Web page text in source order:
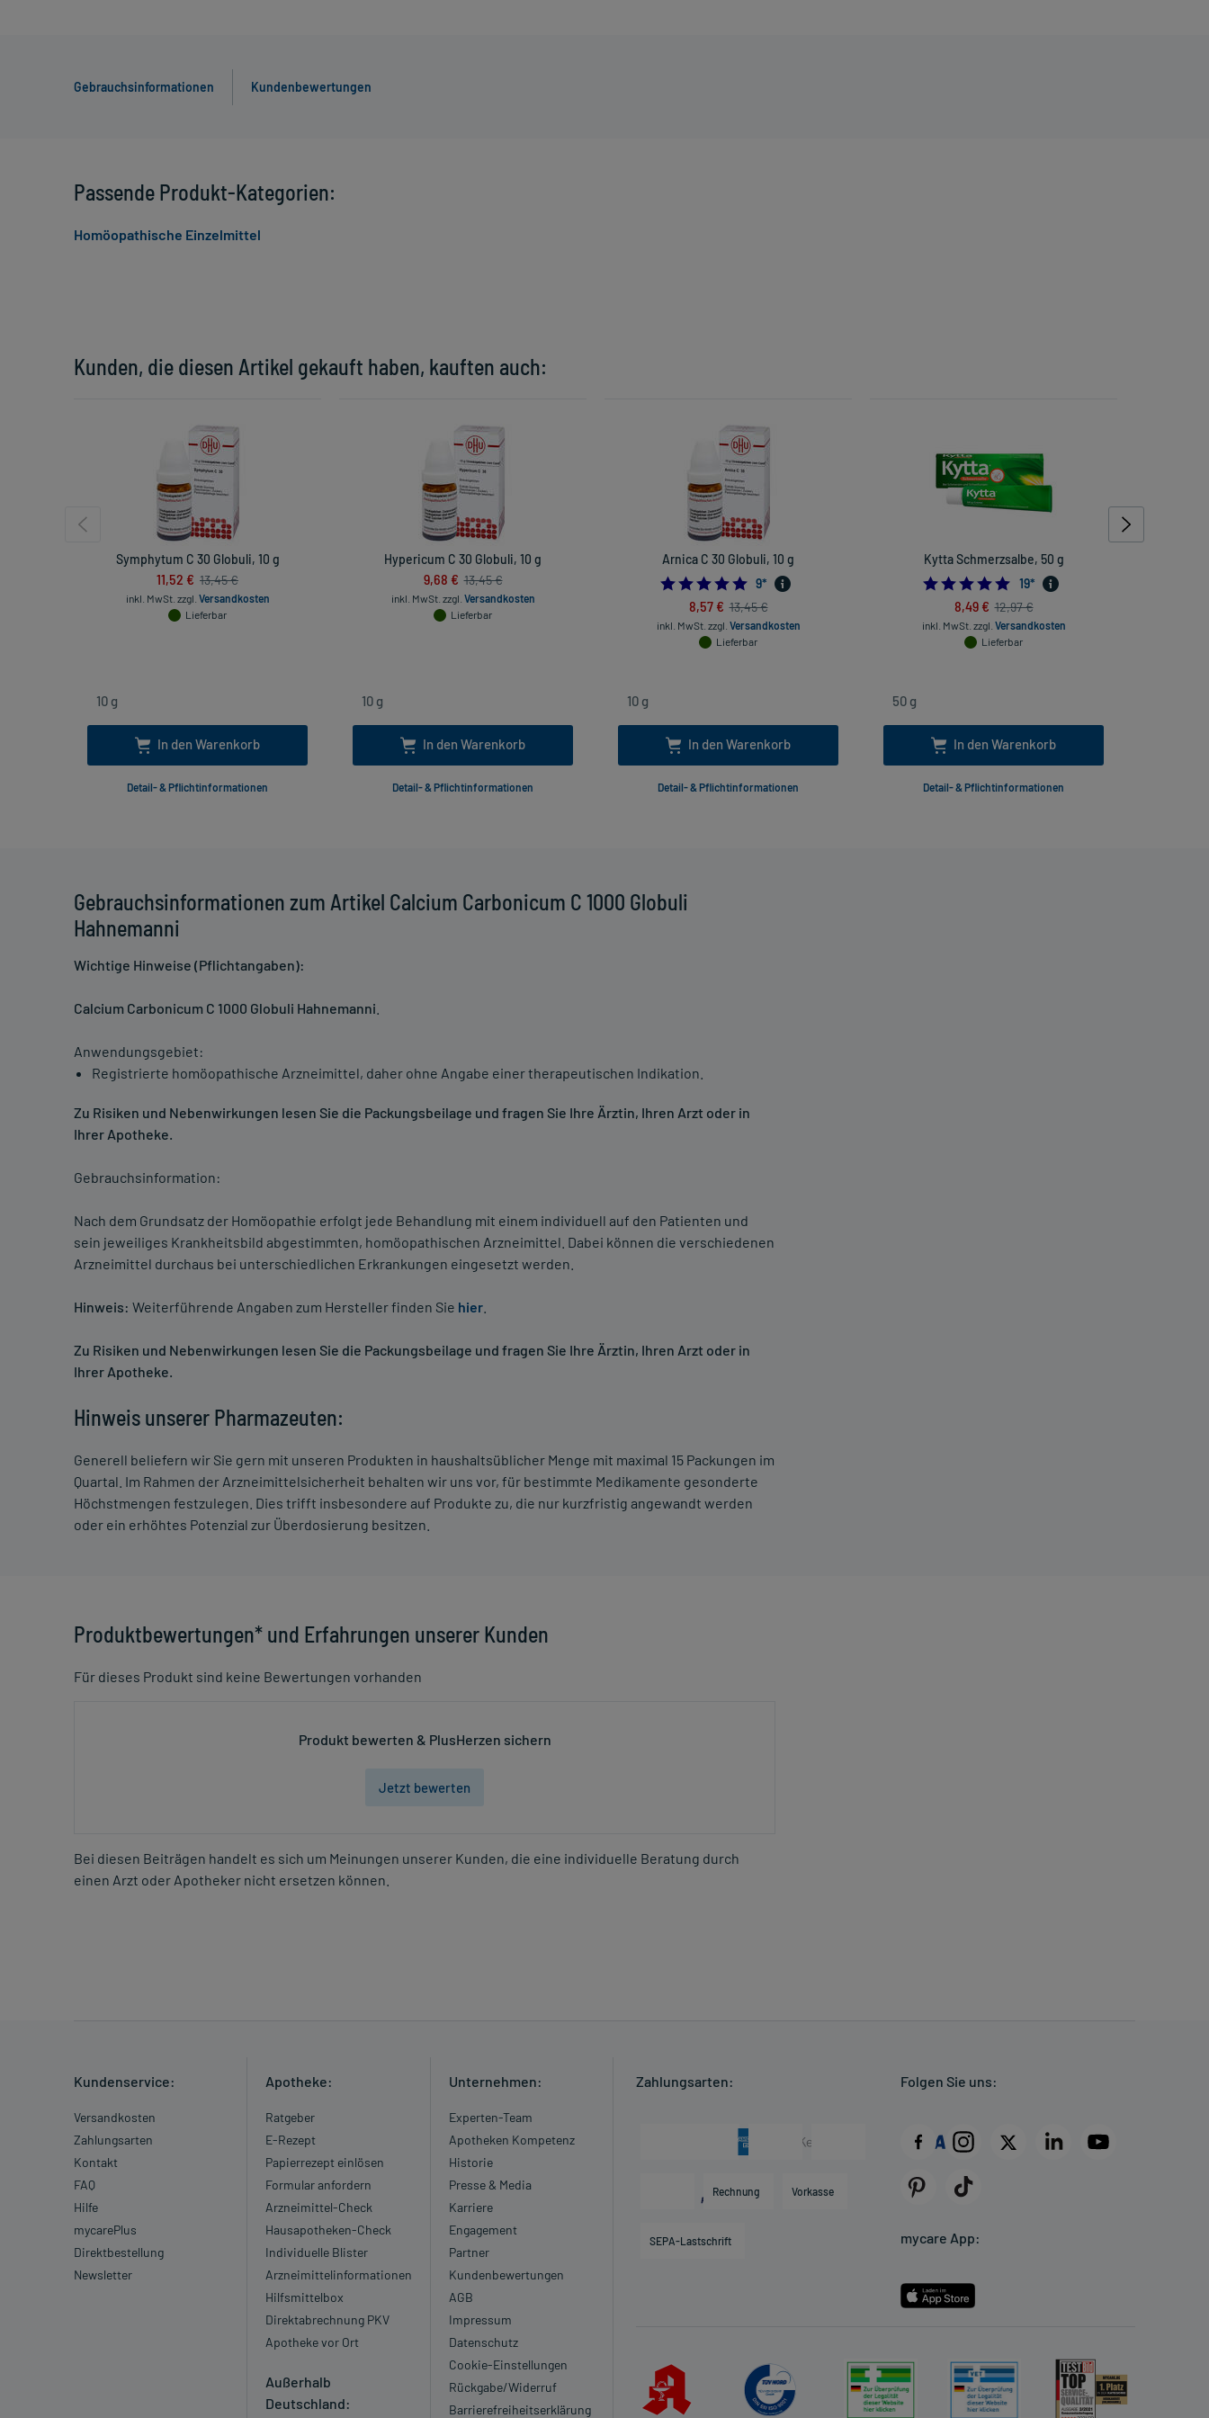
Gebrauchsinformationen Kundenbewertungen
Gebrauchsinformationen zum Artikel Calcium Carbonicum C 1000 Globuli
Hahnemanni
Wichtige Hinweise (Pflichtangaben):
Calcium Carbonicum C 1000 Globuli Hahnemanni
Anwendungsgebiet:
Registrierte homöopathische Arzneimittel, daher ohne Angabe einer therapeutischen Indikation.
Zu Risiken und Nebenwirkungen lesen Sie die Packungsbeilage und fragen Sie Ihre Ärztin, Ihren Arzt oder in
Ihrer Apotheke.
Gebrauchsinformation:
Nach dem Grundsatz der Homöopathie erfolgt jede Behandlung mit einem individuell auf den Patienten und
sein jeweiliges Krankheitsbild abgestimmten, homöopathischen Arzneimittel. Dabei können die verschiedenen
Arzneimittel durchaus bei unterschiedlichen Erkrankungen eingesetzt werden.
Hinweis: Weiterführende Angaben zum Hersteller finden Sie hier
Zu Risiken und Nebenwirkungen lesen Sie die Packungsbeilage und fragen Sie Ihre Ärztin, Ihren Arzt oder in
Ihrer Apotheke.
Hinweis unserer Pharmazeuten:
Generell beliefern wir Sie gern mit unseren Produkten in haushaltsüblicher Menge mit maximal 15 Packungen im
Quartal. Im Rahmen der Arzneimittelsicherheit behalten wir uns vor, für bestimmte Medikamente gesonderte
Höchstmengen festzulegen. Dies trifft insbesondere auf Produkte zu, die nur kurzfristig angewandt werden
oder ein erhöhtes Potenzial zur Überdosierung besitzen.
Produktbewertungen* und Erfahrungen unserer Kunden
Für dieses Produkt sind keine Bewertungen vorhanden
Produkt bewerten & PlusHerzen sichern
Jetzt bewerten
Bei diesen Beiträgen handelt es sich um Meinungen unserer Kunden, die eine individuelle Beratung durch
einen Arzt oder Apotheker nicht ersetzen können.
Kunden, die diesen Artikel gekauft haben, kauften auch:
Symphytum C 30 Globuli, 10 g
11,52 € 13,45 €
inkl. MwSt. zzgl. Versandkosten
Lieferbar
In den Warenkorb
Detail- & Pflichtinformationen
Hypericum C 30 Globuli, 10 g
9,68 € 13,45 €
inkl. MwSt. zzgl. Versandkosten
Lieferbar
In den Warenkorb
Detail- & Pflichtinformationen
Arnica C 30 Globuli, 10 g
4.888888888888889
9*
8,57 € 13,45 €
inkl. MwSt. zzgl. Versandkosten
Lieferbar
In den Warenkorb
Detail- & Pflichtinformationen
Kytta Schmerzsalbe, 50 g
4.947368421052632
19*
8,49 € 12,97 €
inkl. MwSt. zzgl. Versandkosten
Lieferbar
In den Warenkorb
Detail- & Pflichtinformationen
Passende Produkt-Kategorien:
Homöopathische Einzelmittel
Kundenservice:
Versandkosten
Zahlungsarten
Kontakt
FAQ
Hilfe
mycarePlus
Direktbestellung
Newsletter
Apotheke:
Ratgeber
E-Rezept
Papierrezept einlösen
Formular anfordern
Arzneimittel-Check
Hausapotheken-Check
Individuelle Blister
Arzneimittelinformationen
Hilfsmittelbox
Direktabrechnung PKV
Apotheke vor Ort
Außerhalb
Deutschland:
Unternehmen:
Experten-Team
Apotheken Kompetenz
Historie
Presse & Media
Karriere
Engagement
Partner
Kundenbewertungen
AGB
Impressum
Datenschutz
Cookie-Einstellungen
Rückgabe/Widerruf
Barrierefreiheitserklärung
Zahlungsarten:
Rechnung Vorkasse
SEPA-Lastschrift
Folgen Sie uns:
mycare App: